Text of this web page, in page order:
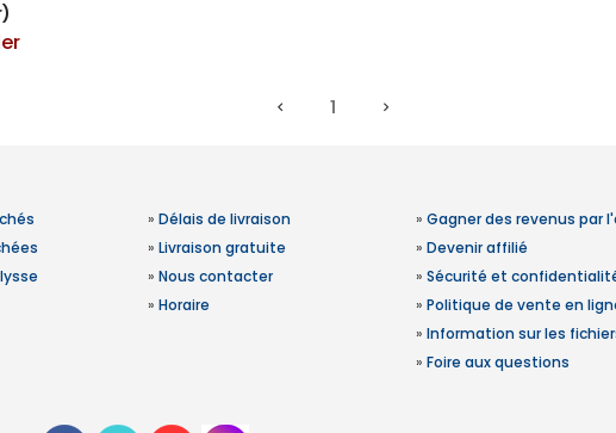
1
» Délais de livraison
» Livraison gratuite
» Nous contacter
» Horaire
» Gagner des revenus par
» Devenir affilié
» Sécurité et
» Politique de vente en
» Information sur les
» Foire aux questions